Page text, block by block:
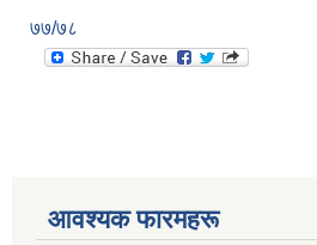
७७/७८
आवश्यक फारमहरू